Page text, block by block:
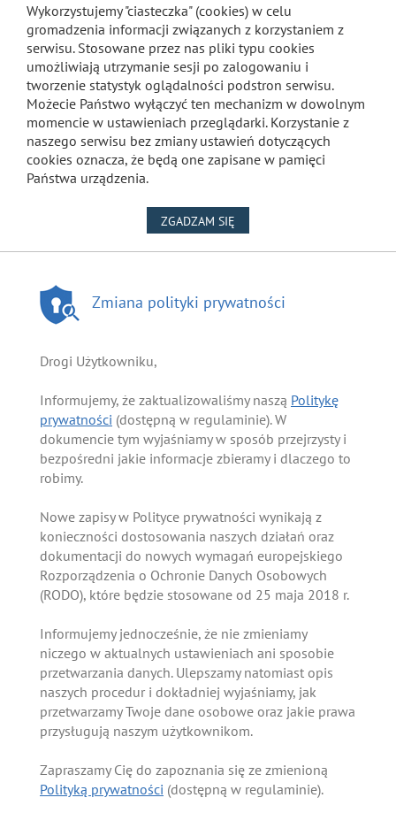
Wykorzystujemy "ciasteczka" (cookies) w celu
gromadzenia informacji związanych z korzystaniem z
serwisu. Stosowane przez nas pliki typu cookies
umożliwiają utrzymanie sesji po zalogowaniu i
tworzenie statystyk oglądalności podstron serwisu.
Możecie Państwo wyłączyć ten mechanizm w dowolnym
momencie w ustawieniach przeglądarki. Korzystanie z
naszego serwisu bez zmiany ustawień dotyczących
cookies oznacza, że będą one zapisane w pamięci
Państwa urządzenia.
ZGADZAM SIĘ
Zmiana polityki prywatności
Drogi Użytkowniku,
Informujemy, że zaktualizowaliśmy naszą Politykę
prywatności (dostępną w regulaminie). W
dokumencie tym wyjaśniamy w sposób przejrzysty i
bezpośredni jakie informacje zbieramy i dlaczego to
robimy.
Nowe zapisy w Polityce prywatności wynikają z
konieczności dostosowania naszych działań oraz
dokumentacji do nowych wymagań europejskiego
Rozporządzenia o Ochronie Danych Osobowych
(RODO), które będzie stosowane od 25 maja 2018 r.
Informujemy jednocześnie, że nie zmieniamy
niczego w aktualnych ustawieniach ani sposobie
przetwarzania danych. Ulepszamy natomiast opis
naszych procedur i dokładniej wyjaśniamy, jak
przetwarzamy Twoje dane osobowe oraz jakie prawa
przysługują naszym użytkownikom.
Zapraszamy Cię do zapoznania się ze zmienioną
Polityką prywatności (dostępną w regulaminie).